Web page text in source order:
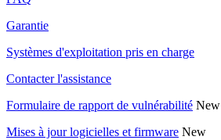
Garantie
Systèmes d'exploitation pris en charge
Contacter l'assistance
Formulaire de rapport de vulnérabilité New
Mises à jour logicielles et firmware New